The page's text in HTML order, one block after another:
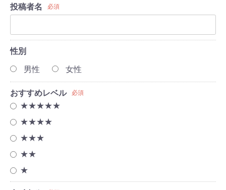
投稿者名
必須
性別
男性
女性
おすすめレベル 必須
★★★★★
★★★★
★★★
★★
★